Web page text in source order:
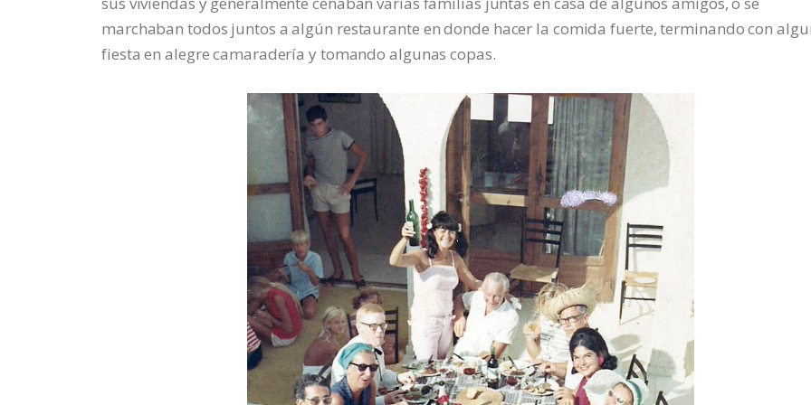
marchaban todos juntos a algún restaurante en donde hacer la comida fuerte, terminando con
fiesta en alegre camaradería y tomando algunas copas.